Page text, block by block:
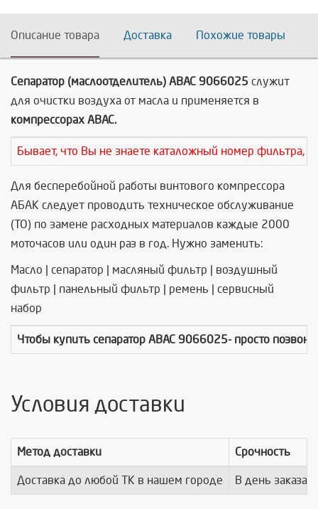
Описание товара Доставка Похожие товары
Сепаратор (маслоотделитель) ABAC 9066025 служит
для очистки воздуха от масла и применяется в
компрессорах ABAC.
Бывает, что Вы не знаете каталожный номер фильтра,
Для бесперебойной работы винтового компрессора
АБАК следует проводить техническое обслуживание
(ТО) по замене расходных материалов каждые 2000
моточасов или один раз в год. Нужно заменить:
Масло | сепаратор | масляный фильтр | воздушный
фильтр | панельный фильтр | ремень | сервисный
набор
Чтобы купить сепаратор ABAC 9066025- просто
Условия доставки
Метод доставки Срочность
Доставка до любой ТК в нашем городе В день заказа